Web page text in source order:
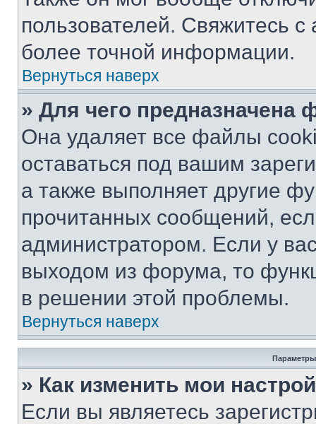
пользователей. Свяжитесь
более точной информации.
Вернуться наверх
» Для чего предназначена
Она удаляет все файлы
оставаться под вашим
а также выполняет другие
прочитанных сообщений,
администратором. Если у
выходом из форума, то
в решении этой проблемы.
Вернуться наверх
Параметры
» Как изменить мои
Если вы являетесь